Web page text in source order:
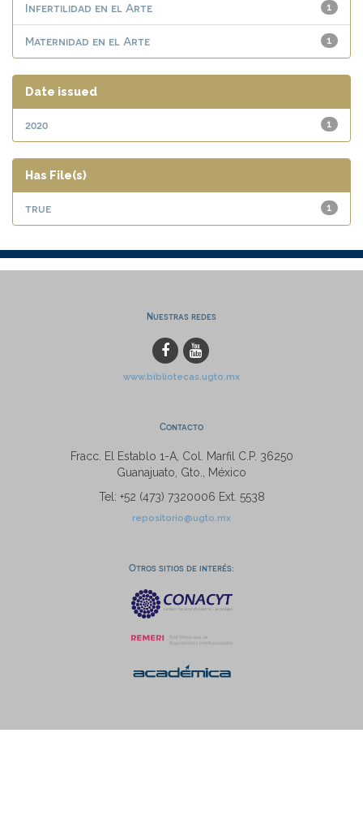
1
Infertilidad en el Arte
1
Maternidad en el Arte
Date issued
1
2020
Has File(s)
1
true
Nuestras redes
www.bibliotecas.ugto.mx
Contacto
Fracc. El Establo 1-A, Col. Marfil C.P. 36250
Guanajuato, Gto., México
Tel: +52 (473) 7320006 Ext. 5538
repositorio@ugto.mx
Otros sitios de interés: